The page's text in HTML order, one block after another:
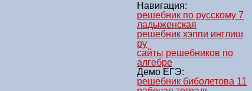
Навигация:
решебник по русскому 7
ладыженская
решебник хэппи инглиш
ру
сайты решебников по
алгебре
Демо ЕГЭ:
решебник биболетова 11